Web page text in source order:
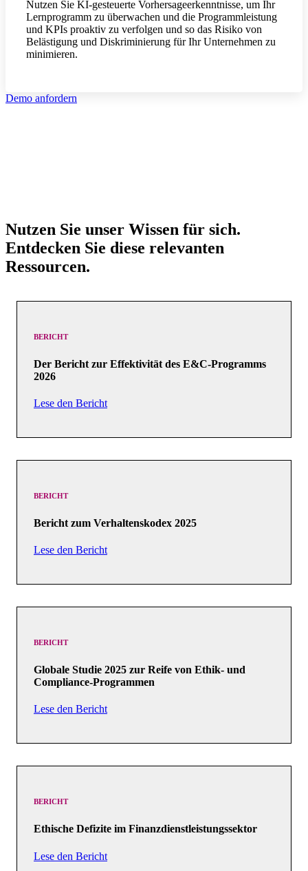
Nutzen Sie KI-gesteuerte Vorhersageerkenntnisse, um Ihr
Lernprogramm zu überwachen und die Programmleistung
und KPIs proaktiv zu verfolgen und so das Risiko von
Belästigung und Diskriminierung für Ihr Unternehmen zu
minimieren.
Demo anfordern
Nutzen Sie unser Wissen für sich.
Entdecken Sie diese relevanten
Ressourcen.
BERICHT
Der Bericht zur Effektivität des E&C-Programms
2026
Lese den Bericht
BERICHT
Bericht zum Verhaltenskodex 2025
Lese den Bericht
BERICHT
Globale Studie 2025 zur Reife von Ethik- und
Compliance-Programmen
Lese den Bericht
BERICHT
Ethische Defizite im Finanzdienstleistungssektor
Lese den Bericht